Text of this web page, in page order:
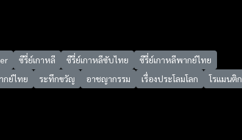
ซีรี่ย์เกาหลี ซีรี่ย์เกาหลีซับไทย
ซีรี่ย์เกาหลีพากย์ไทย
กย์ไทย ระทึกขวัญ อาชญากรรม เรื่องประโลมโลก โรแมนติก